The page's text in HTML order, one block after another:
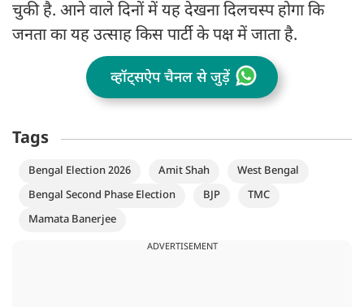
चुकी है. आने वाले दिनों में यह देखना दिलचस्प होगा कि
जनता का यह उत्साह किस पार्टी के पक्ष में जाता है.
व्हॉट्सऐप चैनल से जुड़ें
Tags
Bengal Election 2026 Amit Shah
West Bengal
Bengal Second Phase Election
BJP
TMC
Mamata Banerjee
ADVERTISEMENT